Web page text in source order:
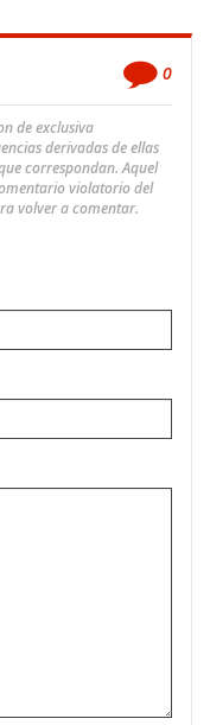
0
de exclusiva
derivadas de ellas
correspondan. Aquel
violatorio del
volver a comentar.